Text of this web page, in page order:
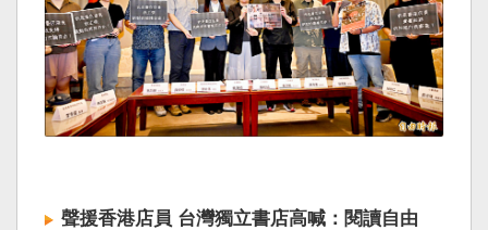
聲援香港店員 台灣獨立書店高喊：閱讀自由